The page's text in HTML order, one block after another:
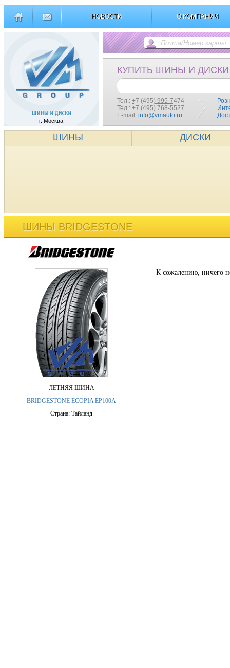
НОВОСТИ О КОМПАНИИ
г. Москва
КУПИТЬ ШИНЫ И ДИСКИ
Тел.: +7 (495) 995-7474
Тел.: +7 (495) 768-5527
E-mail: info@vmauto.ru
ШИНЫ ДИСКИ
ШИНЫ BRIDGESTONE
ЛЕТНЯЯ ШИНА
BRIDGESTONE ECOPIA EP100A
Страна: Тайланд
К сожалению, ничего